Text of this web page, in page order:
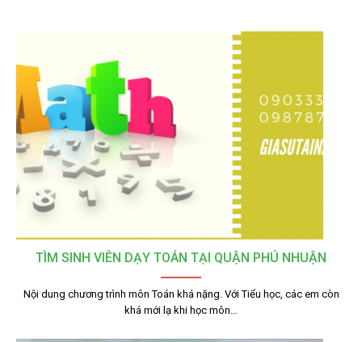
TÌM SINH VIÊN DẠY TOÁN TẠI QUẬN PHÚ NHUẬN
Nội dung chương trình môn Toán khá nặng. Với Tiểu học, các em còn
khá mới lạ khi học môn…